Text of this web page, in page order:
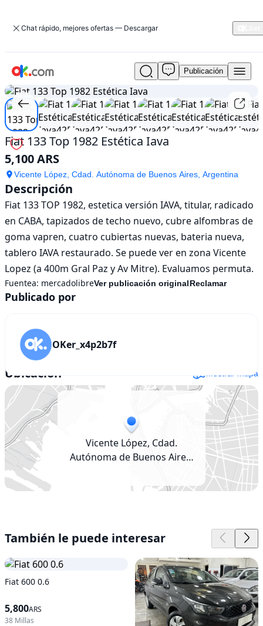
Chat rápido, mejores ofertas — Descargar
Usado
Fiat
133
Top
1982
Estética
Iava
En
venta
ARS
Publicación
1/12
Fiat 133 Top 1982 Estética Iava
5,100 ARS
Vicente López, Cdad. Autónoma de Buenos Aires, Argentina
Descripción
Fiat 133 TOP 1982, estetica versión IAVA, titular, radicado
en CABA, tapizados de techo nuevo, cubre alfombras de
goma vapren, cuatro cubiertas nuevas, bateria nueva,
tablero IAVA restaurado. Se puede ver en zona Vicente
Lopez (a 400m Gral Paz y Av Mitre). Evaluamos permuta.
Fuentea: mercadolibreVer publicación originalReclamar
Publicado por
OKer_x4p2b7f
Ubicación Mostrar mapa
Vicente López, Cdad.
Autónoma de Buenos Aires,
También le puede interesar
Fiat 600 0.6
5,800ARS
38 Millas